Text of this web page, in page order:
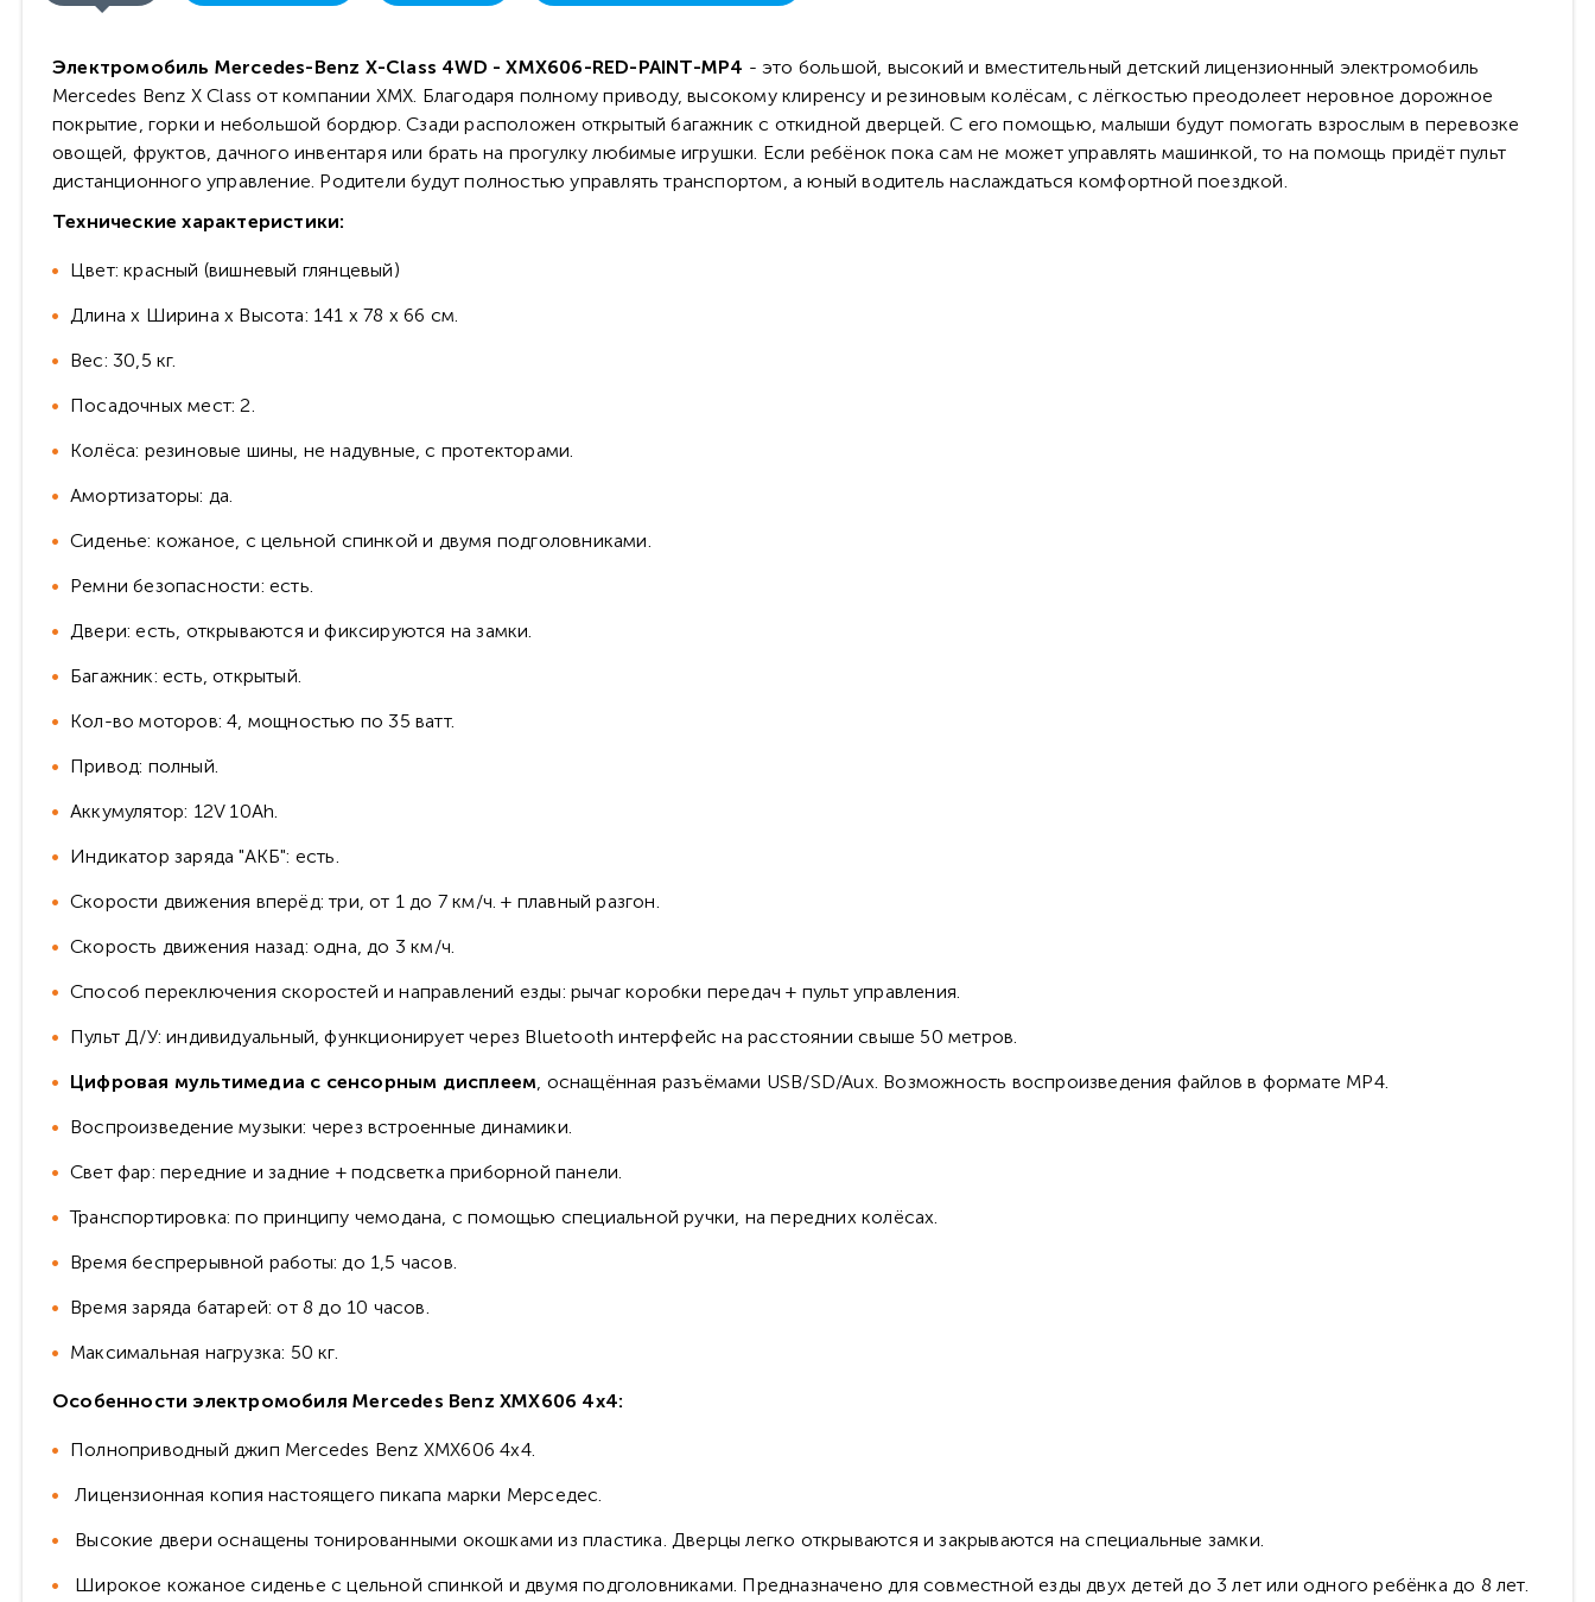
Электромобиль Mercedes-Benz X-Class 4WD - XMX606-RED-PAINT-MP4 - это большой, высокий и вместительный детский лицензионный электромобиль
Mercedes Benz X Class от компании XMX. Благодаря полному приводу, высокому клиренсу и резиновым колёсам, с лёгкостью преодолеет неровное дорожное
покрытие, горки и небольшой бордюр. Сзади расположен открытый багажник с откидной дверцей. С его помощью, малыши будут помогать взрослым в перевозке
овощей, фруктов, дачного инвентаря или брать на прогулку любимые игрушки. Если ребёнок пока сам не может управлять машинкой, то на помощь придёт пульт
дистанционного управление. Родители будут полностью управлять транспортом, а юный водитель наслаждаться комфортной поездкой.
Технические характеристики:
Цвет: красный (вишневый глянцевый)
Длина х Ширина х Высота: 141 x 78 x 66 см.
Вес: 30,5 кг.
Посадочных мест: 2.
Колёса: резиновые шины, не надувные, с протекторами.
Амортизаторы: да.
Сиденье: кожаное, с цельной спинкой и двумя подголовниками.
Ремни безопасности: есть.
Двери: есть, открываются и фиксируются на замки.
Багажник: есть, открытый.
Кол-во моторов: 4, мощностью по 35 ватт.
Привод: полный.
Аккумулятор: 12V 10Ah.
Индикатор заряда "АКБ": есть.
Скорости движения вперёд: три, от 1 до 7 км/ч. + плавный разгон.
Скорость движения назад: одна, до 3 км/ч.
Способ переключения скоростей и направлений езды: рычаг коробки передач + пульт управления.
Пульт Д/У: индивидуальный, функционирует через Bluetooth интерфейс на расстоянии свыше 50 метров.
Цифровая мультимедиа с сенсорным дисплеем, оснащённая разъёмами USB/SD/Aux. Возможность воспроизведения файлов в формате MP4.
Воспроизведение музыки: через встроенные динамики.
Свет фар: передние и задние + подсветка приборной панели.
Транспортировка: по принципу чемодана, с помощью специальной ручки, на передних колёсах.
Время беспрерывной работы: до 1,5 часов.
Время заряда батарей: от 8 до 10 часов.
Максимальная нагрузка: 50 кг.
Особенности электромобиля Mercedes Benz XMX606 4x4:
Полноприводный джип Mercedes Benz XMX606 4x4.
Лицензионная копия настоящего пикапа марки Мерседес.
Высокие двери оснащены тонированными окошками из пластика. Дверцы легко открываются и закрываются на специальные замки.
Широкое кожаное сиденье с цельной спинкой и двумя подголовниками. Предназначено для совместной езды двух детей до 3 лет или одного ребёнка до 8 лет.